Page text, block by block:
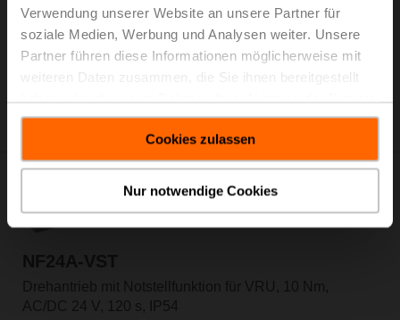
Verwendung unserer Website an unsere Partner für
soziale Medien, Werbung und Analysen weiter. Unsere
Partner führen diese Informationen möglicherweise mit
weiteren Daten zusammen, die Sie ihnen bereitgestellt
gesammelt haben.
Cookies zulassen
Nur notwendige Cookies
Drehantrieb für VRU, 4 Nm, AC/DC 24 V, 2.5 s, IP54
Drehantrieb mit Notstellfunktion für VRU, 10 Nm,
AC/DC 24 V, 120 s, IP54